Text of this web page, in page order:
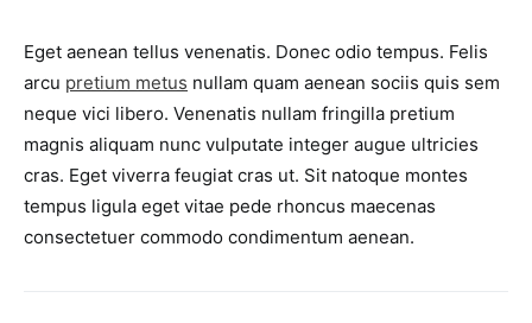
Eget aenean tellus venenatis. Donec odio tempus. Felis
arcu pretium metus nullam quam aenean sociis quis sem
neque vici libero. Venenatis nullam fringilla pretium
magnis aliquam nunc vulputate integer augue ultricies
cras. Eget viverra feugiat cras ut. Sit natoque montes
tempus ligula eget vitae pede rhoncus maecenas
consectetuer commodo condimentum aenean.